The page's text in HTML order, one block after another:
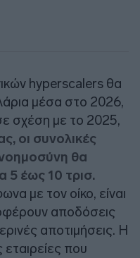
hyperscalers θα
μέσα στο 2026,
σχέση με το 2025,
οι συνολικές
θα
έως 10 τρισ.
με τον οίκο, είναι
αποδόσεις
αποτιμήσεις. Η
εταιρείες που